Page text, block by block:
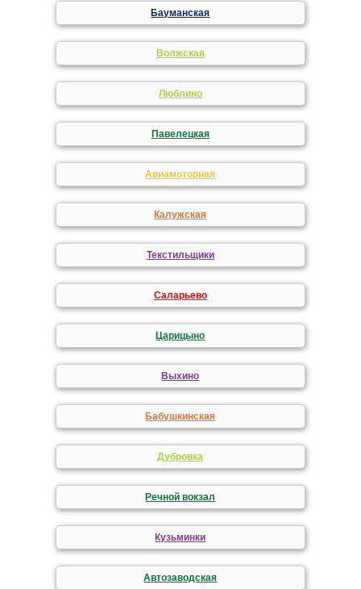
Бауманская
Волжская
Люблино
Павелецкая
Авиамоторная
Калужская
Текстильщики
Саларьево
Царицыно
Выхино
Бабушкинская
Дубровка
Речной вокзал
Кузьминки
Автозаводская